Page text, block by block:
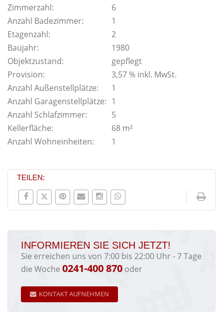
Zimmerzahl:
6
Anzahl Badezimmer:
1
Etagenzahl:
2
Baujahr:
1980
Objektzustand:
gepflegt
Provision:
3,57 % inkl. MwSt.
Anzahl Außenstellplätze:
1
Anzahl Garagenstellplätze: 1
Anzahl Schlafzimmer:
5
Kellerfläche:
68 m²
Anzahl Wohneinheiten:
1
TEILEN:
INFORMIEREN SIE SICH JETZT!
Sie erreichen uns von 7:00 bis 22:00 Uhr - 7 Tage
die Woche 0241-400 870 oder
KONTAKT AUFNEHMEN